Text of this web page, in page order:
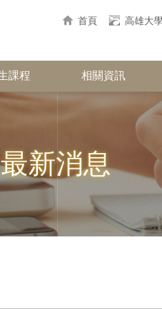
首頁 高雄大
課程 相關資訊
最新消息